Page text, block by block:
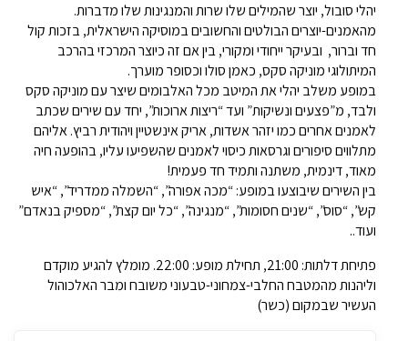
יהלי סובול, יוצר שהמילים שלו שרות והמנגינות שלו מדברות.
מהאמנים-יוצרים הבולטים והחשובים במוסיקה הישראלית, בזכות קול
חד וברור, ובעיקר ייחודי ומקורי, בין אם זה כיוצר המרכזי בהרכב
המיתולוגי מוניקה סקס, כאמן סולו וכסופר מוערך.
במופע משלב יהלי את המיטב מכל האלבומים שיצר עם מוניקה סקס
ולבד, מ”פצעים ונשיקות” ועד “ריצות ארוכות”, יחד עם שירים שכתב
לאמנים אחרים כמו יזהר אשדות, אריק אינשטיין ויהודית רביץ. אליהם
מתלווים סיפורים וגרסאות כיסוי לאמנים שהשפיעו עליו, בהופעה חיה
מאוד, דינמית, משתנה ותמיד חד פעמית!
בין השירים שיבוצעו במופע: “מכה אפורה”, “השמלה ממדריד”, “איש
קש”, “סוס”, “שנים חסומות”, “מנגינה”, “כל יום קצת”, “מספיק בנאדם”
ועוד..
פתיחת דלתות: 21:00, תחילת מופע: 22:00. מומלץ להגיע מוקדם
וליהנות מהמטבח החלבי-צמחוני-טבעוני משובח ומבר האלכוהול
העשיר שבמקום (כשר)